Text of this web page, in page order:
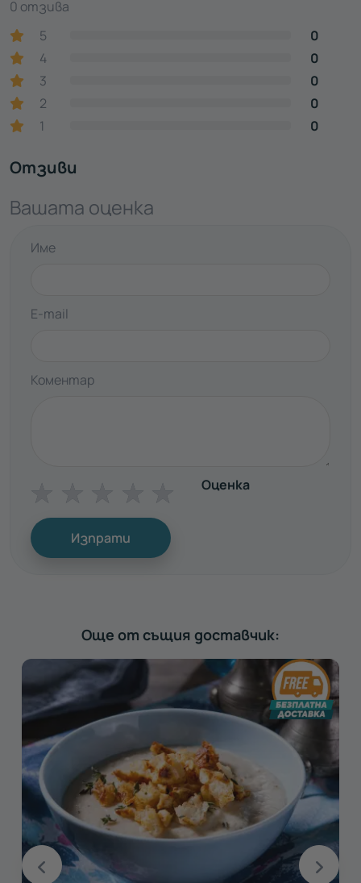
0 отзива
5
0
4
0
3
0
2
0
1
0
Отзиви
Вашата оценка
Име
E-mail
Коментар
Оценка
Изпрати
Още от същия доставчик: